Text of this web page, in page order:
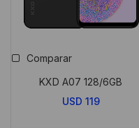
Comparar
KXD A07 128/6GB
USD 119